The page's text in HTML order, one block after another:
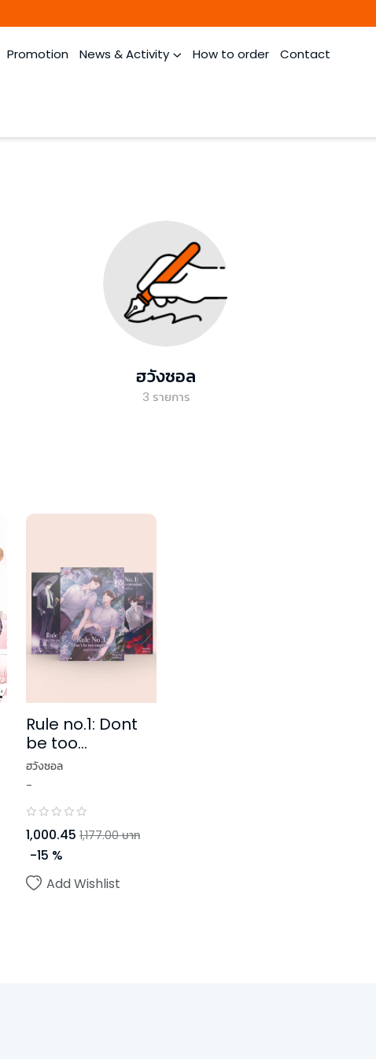
Promotion News & Activity How to order Contact
ฮวังซอล
3 รายการ
Rule no.1: Dont
be too
emotional. อย่า
ขอพี่เจน เล่ม 1 -3
ฮวังซอล
-
1,000.45 1,177.00 บาท
-15 %
Add Wishlist